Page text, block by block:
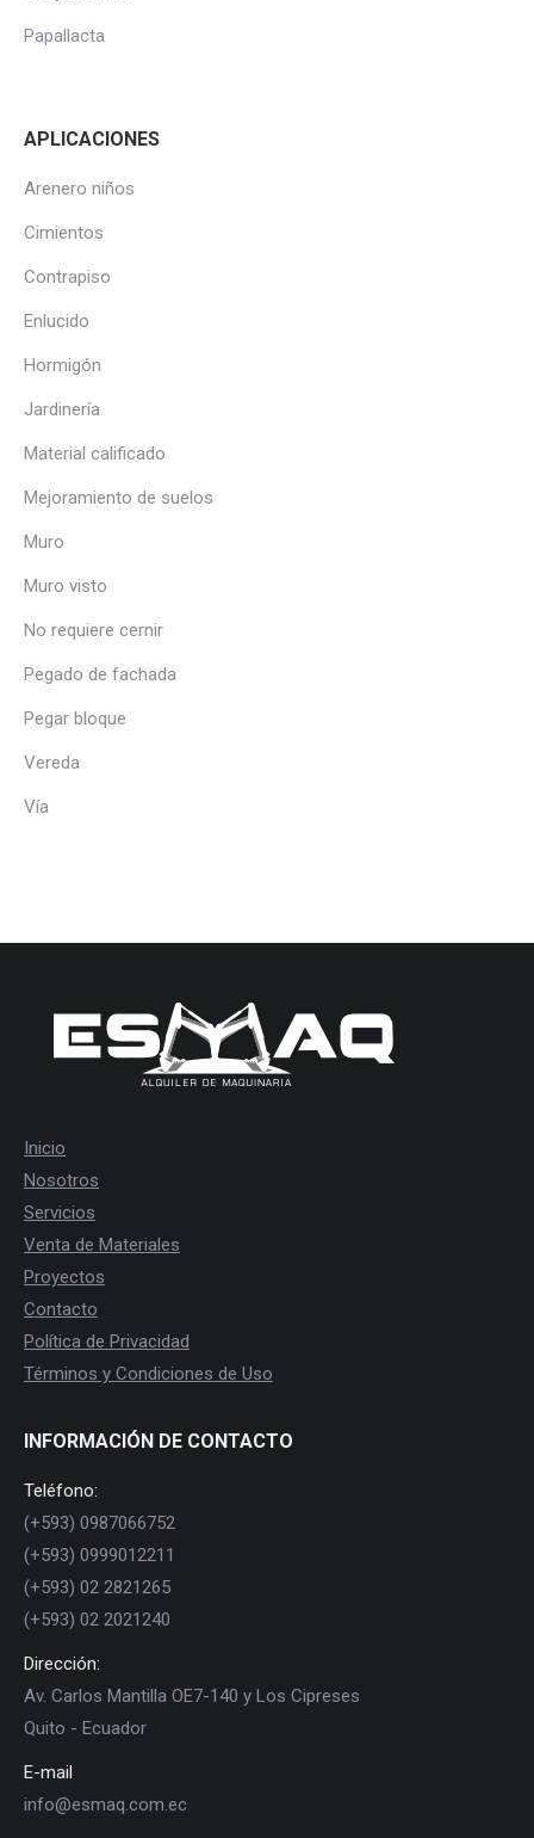
Papallacta
APLICACIONES
Arenero niños
Cimientos
Contrapiso
Enlucido
Hormigón
Jardinería
Material calificado
Mejoramiento de suelos
Muro
Muro visto
No requiere cernir
Pegado de fachada
Pegar bloque
Vereda
Vía
Inicio
Nosotros
Servicios
Venta de Materiales
Proyectos
Contacto
Política de Privacidad
Términos y Condiciones de Uso
INFORMACIÓN DE CONTACTO
Teléfono:
(+593) 0987066752
(+593) 0999012211
(+593) 02 2821265
(+593) 02 2021240
Dirección:
Av. Carlos Mantilla OE7-140 y Los Cipreses
Quito - Ecuador
E-mail
info@esmaq.com.ec